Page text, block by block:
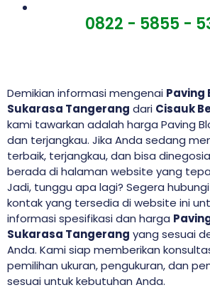
0822 - 5855 -
Demikian informasi mengenai Paving
Sukarasa Tangerang dari Cisauk
kami tawarkan adalah harga Paving
dan terjangkau. Jika Anda sedang
terbaik, terjangkau, dan bisa
berada di halaman website yang
Jadi, tunggu apa lagi? Segera
kontak yang tersedia di website ini
informasi spesifikasi dan harga
Sukarasa Tangerang yang sesuai
Anda. Kami siap memberikan
pemilihan ukuran, pengukuran, dan
sesuai untuk kebutuhan Anda.